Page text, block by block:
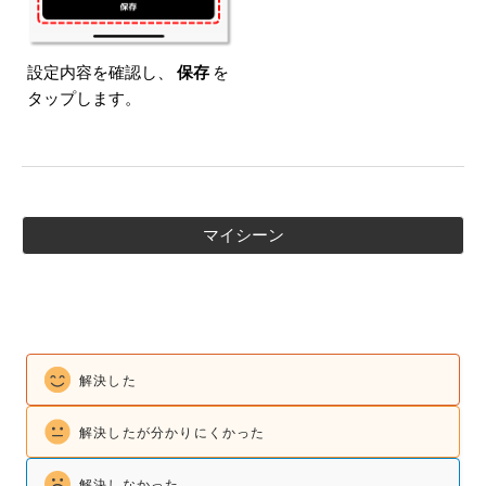
設定内容を確認し、保存 を
タップします。
マイシーン
解決した
解決したが分かりにくかった